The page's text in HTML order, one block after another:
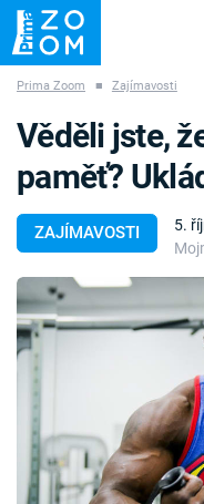
ZÁHADY VETŘELCI
Témata
Témata
Pořady
TV Program
Prima Zoom ■ Zajímavosti
ZAJÍMAVOSTI
5.
Věděli jste,
paměť?